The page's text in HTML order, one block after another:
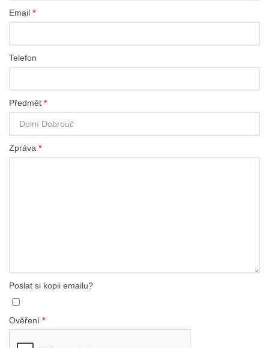
Email *
Telefon
Předmět *
Zpráva *
Poslat si kopii emailu?
Ověření *